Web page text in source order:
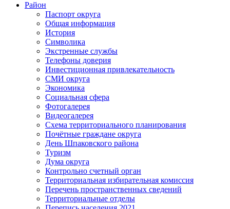
Район
Паспорт округа
Общая информация
История
Символика
Экстренные службы
Телефоны доверия
Инвестиционная привлекательность
СМИ округа
Экономика
Социальная сфера
Фотогалерея
Видеогалерея
Схема территориального планирования
Почётные граждане округа
День Шпаковского района
Туризм
Дума округа
Контрольно счетный орган
Территориальная избирательная комиссия
Перечень пространственных сведений
Территориальные отделы